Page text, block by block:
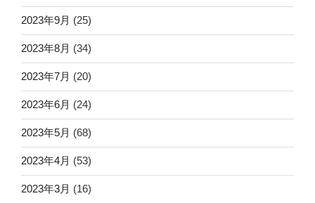
2023年9月 (25)
2023年8月 (34)
2023年7月 (20)
2023年6月 (24)
2023年5月 (68)
2023年4月 (53)
2023年3月 (16)